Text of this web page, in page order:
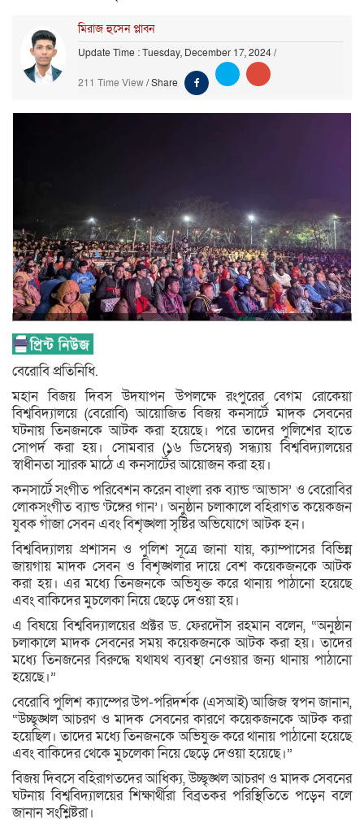
মিরাজ হুসেন প্লাবন
Update Time : Tuesday, December 17, 2024/
211 Time View/Share
বেরোবি প্রতিনিধি.
মহান বিজয় দিবস উদযাপন উপলক্ষে রংপুরের বেগম রোকেয়া
বিশ্ববিদ্যালয়ে (বেরোবি) আয়োজিত বিজয় কনসার্টে মাদক সেবনের
ঘটনায় তিনজনকে আটক করা হয়েছে। পরে তাদের পুলিশের হাতে
সোপর্দ করা হয়। সোমবার (১৬ ডিসেম্বর) সন্ধ্যায় বিশ্ববিদ্যালয়ের
স্বাধীনতা স্মারক মাঠে এ কনসার্টের আয়োজন করা হয়।
কনসার্টে সংগীত পরিবেশন করেন বাংলা রক ব্যান্ড ‘আভাস’ ও বেরোবির
লোকসংগীত ব্যান্ড ‘টঙ্গের গান’। অনুষ্ঠান চলাকালে বহিরাগত কয়েকজন
যুবক গাঁজা সেবন এবং বিশৃঙ্খলা সৃষ্টির অভিযোগে আটক হন।
বিশ্ববিদ্যালয় প্রশাসন ও পুলিশ সূত্রে জানা যায়, ক্যাম্পাসের বিভিন্ন
জায়গায় মাদক সেবন ও বিশৃঙ্খলার দায়ে বেশ কয়েকজনকে আটক
করা হয়। এর মধ্যে তিনজনকে অভিযুক্ত করে থানায় পাঠানো হয়েছে
এবং বাকিদের মুচলেকা নিয়ে ছেড়ে দেওয়া হয়।
এ বিষয়ে বিশ্ববিদ্যালয়ের প্রক্টর ড. ফেরদৌস রহমান বলেন, “অনুষ্ঠান
চলাকালে মাদক সেবনের সময় কয়েকজনকে আটক করা হয়। তাদের
মধ্যে তিনজনের বিরুদ্ধে যথাযথ ব্যবস্থা নেওয়ার জন্য থানায় পাঠানো
হয়েছে।”
বেরোবি পুলিশ ক্যাম্পের উপ-পরিদর্শক (এসআই) আজিজ স্বপন জানান,
“উচ্ছৃঙ্খল আচরণ ও মাদক সেবনের কারণে কয়েকজনকে আটক করা
হয়েছিল। তাদের মধ্যে তিনজনকে অভিযুক্ত করে থানায় পাঠানো হয়েছে
এবং বাকিদের থেকে মুচলেকা নিয়ে ছেড়ে দেওয়া হয়েছে।”
বিজয় দিবসে বহিরাগতদের আধিক্য, উচ্ছৃঙ্খল আচরণ ও মাদক সেবনের
ঘটনায় বিশ্ববিদ্যালয়ের শিক্ষার্থীরা বিব্রতকর পরিস্থিতিতে পড়েন বলে
জানান সংশ্লিষ্টরা।